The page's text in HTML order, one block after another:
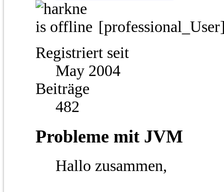
Registriert seit
May 2004
Beiträge
482
Probleme mit JVM
Hallo zusammen,